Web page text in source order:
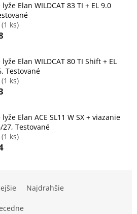
Elan WILDCAT 83 TI + EL 9.0
(1 ks)
Elan WILDCAT 80 TI Shift + EL
Testované
(1 ks)
Elan ACE SL11 W SX + viazanie
27, Testované
(1 ks)
Najdrahšie